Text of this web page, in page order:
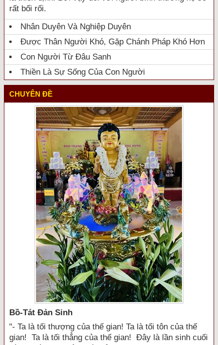
rất bối rối.
Nhân Duyên Và Nghiệp Duyên
Được Thân Người Khó, Gặp Chánh Pháp Khó Hơn
Con Người Từ Đâu Sanh
Thiền Là Sự Sống Của Con Người
CHUYÊN ĐỀ
Bồ-Tát Đản Sinh
"- Ta là tối thượng của thế gian! Ta là tối tôn của thế
gian! Ta là tối thẳng của thế gian! Đây là lần sinh cuối